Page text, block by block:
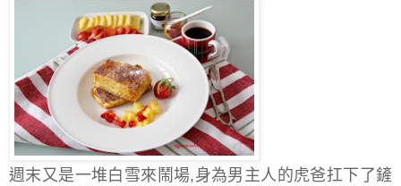
週末又是一堆白雪來鬧場,身為男主人的虎爸扛下了鏟